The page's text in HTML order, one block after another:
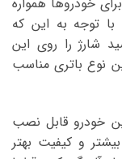
با توجه به این که
شارژ را روی این
نوع باتری مناسب
خودرو قابل نصب
و کیفیت بهتر